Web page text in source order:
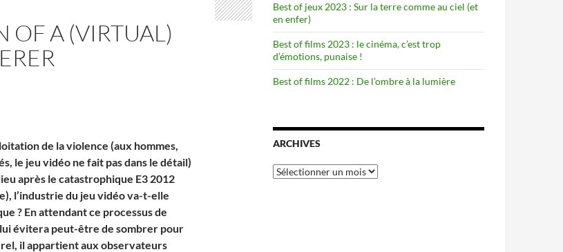
OF A (VIRTUAL)
de la violence (aux hommes,
le jeu vidéo ne fait pas dans le détail)
après le catastrophique E3 2012
l’industrie du jeu vidéo va-t-elle
? En attendant ce processus de
évitera peut-être de sombrer pour
il appartient aux observateurs
Best of jeux 2023 : Sur la terre comme au ciel (et
en enfer)
Best of films 2023 : le cinéma, c’est trop
d’émotions, punaise !
Best of films 2022 : De l’ombre à la lumière
ARCHIVES
Archives